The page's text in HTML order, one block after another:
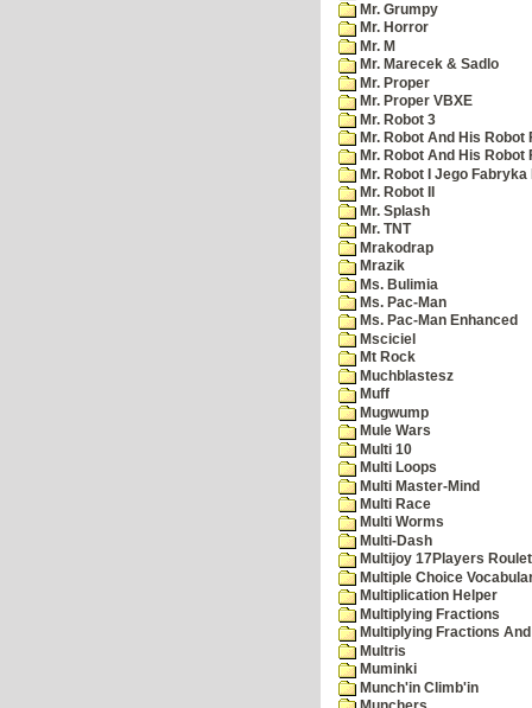
Mr. Grumpy
Mr. Horror
Mr. M
Mr. Marecek & Sadlo
Mr. Proper
Mr. Proper VBXE
Mr. Robot 3
Mr. Robot And His Robot
Mr. Robot And His
Mr. Robot I Jego Fabryka
Mr. Robot II
Mr. Splash
Mr. TNT
Mrakodrap
Mrazik
Ms. Bulimia
Ms. Pac-Man
Ms. Pac-Man Enhanced
Msciciel
Mt Rock
Muchblastesz
Muff
Mugwump
Mule Wars
Multi 10
Multi Loops
Multi Master-Mind
Multi Race
Multi Worms
Multi-Dash
Multijoy 17Players
Multiple Choice
Multiplication Helper
Multiplying Fractions
Multiplying Fractions
Multris
Muminki
Munch'in Climb'in